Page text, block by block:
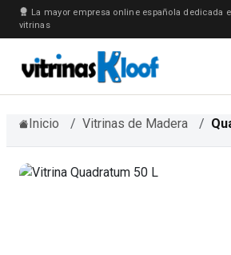
La mayor empresa online española dedicada
vitrinas
Inicio Vitrinas de Madera